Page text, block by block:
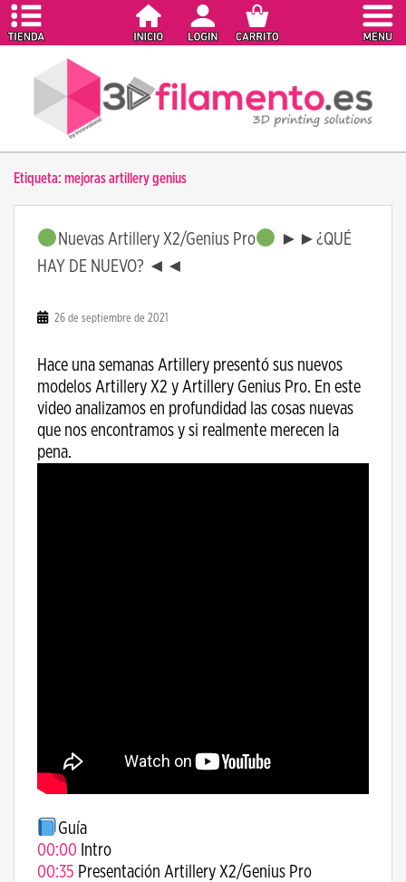
Etiqueta: mejoras artillery genius
Nuevas Artillery X2/Genius Pro
►►¿QUÉ
HAY DE NUEVO? ◄◄
26 de septiembre de 2021
Hace una semanas Artillery presentó sus nuevos
modelos Artillery X2 y Artillery Genius Pro. En este
video analizamos en profundidad las cosas nuevas
que nos encontramos y si realmente merecen la
pena.
Guía
00:00 Intro
00:35 Presentación Artillery X2/Genius Pro